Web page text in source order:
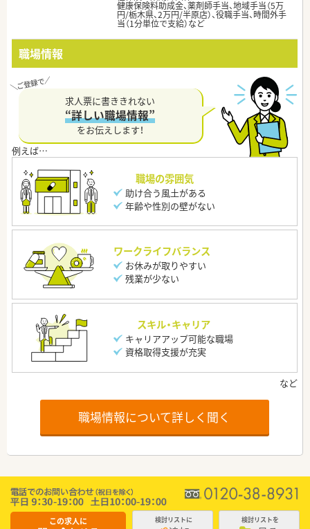
健康保険料助成金、薬剤師手当、地域手当（5万
円/栃木県、2万円/半原店）、役職手当、時間外手
当（1分単位で支給）など
職場情報
求人票に書ききれない
“詳しい職場情報”
をお伝えします！
職場の雰囲気
助け合う風土がある
年齢や性別の壁がない
ワークライフバランス
お休みが取りやすい
残業が少ない
スキル・キャリア
キャリアアップ可能な職場
資格取得支援が充実
職場情報について詳しく聞く
この求人に 検討リストに 検討リストを